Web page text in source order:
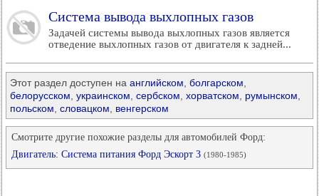
Система вывода выхлопных газов
Задачей системы вывода выхлопных газов является
отведение выхлопных газов от двигателя к задней...
Этот раздел доступен на английском болгарском
белорусском украинском сербском хорватском румынском
польском словацком венгерском
Смотрите другие похожие разделы для автомобилей Форд:
Двигатель: Система питания Форд Эскорт 3 (1980-1985)